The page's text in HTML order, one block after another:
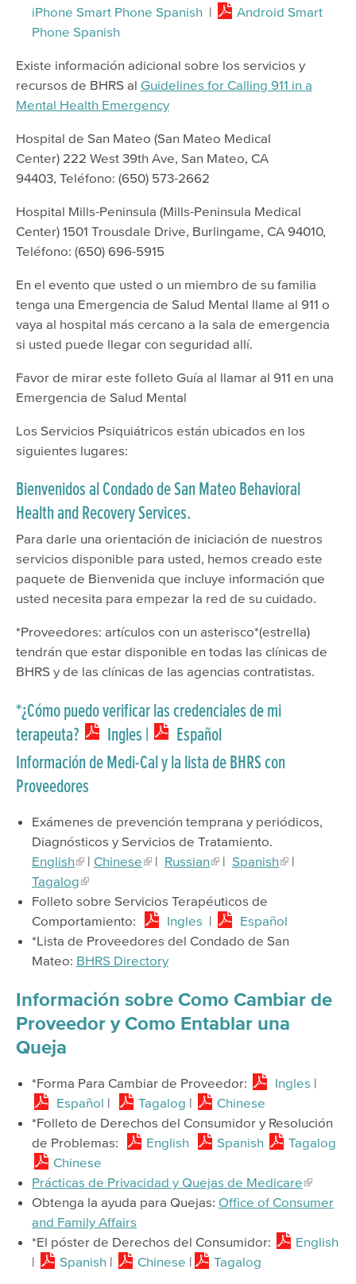
iPhone Smart Phone Spanish |
Android Smart
Phone Spanish
Existe información adicional sobre los servicios y
recursos de BHRS al Guidelines for Calling 911 in a
Mental Health Emergency
Hospital de San Mateo (San Mateo Medical
Center) 222 West 39th Ave, San Mateo, CA
94403, Teléfono: (650) 573-2662
Hospital Mills-Peninsula (Mills-Peninsula Medical
Center) 1501 Trousdale Drive, Burlingame, CA 94010,
Teléfono: (650) 696-5915
En el evento que usted o un miembro de su familia
tenga una Emergencia de Salud Mental llame al 911 o
vaya al hospital más cercano a la sala de emergencia
si usted puede llegar con seguridad allí.
Favor de mirar este folleto Guía al llamar al 911 en una
Emergencia de Salud Mental
Los Servicios Psiquiátricos están ubicados en los
siguientes lugares:
Bienvenidos al Condado de San Mateo Behavioral
Health and Recovery Services.
Para darle una orientación de iniciación de nuestros
servicios disponible para usted, hemos creado este
paquete de Bienvenida que incluye información que
usted necesita para empezar la red de su cuidado.
*Proveedores: artículos con un asterisco*(estrella)
tendrán que estar disponible en todas las clínicas de
BHRS y de las clínicas de las agencias contratistas.
*¿Cómo puedo verificar las credenciales de mi
terapeuta?
Ingles |
Español
Información de Medi-Cal y la lista de BHRS con
Proveedores
Exámenes de prevención temprana y periódicos,
Diagnósticos y Servicios de Tratamiento.
English
| Chinese | Russian | Spanish
|
Tagalog
Folleto sobre Servicios Terapéuticos de
Comportamiento:
Ingles |
Español
*Lista de Proveedores del Condado de San
Mateo: BHRS Directory
Información sobre Como Cambiar de
Proveedor y Como Entablar una
Queja
*Forma Para Cambiar de Proveedor: Ingles |
Español | Tagalog |
Chinese
*Folleto de Derechos del Consumidor y Resolución
de Problemas:
English Spanish
Tagalog
Chinese
Prácticas de Privacidad y Quejas de Medicare
Obtenga la ayuda para Quejas: Office of Consumer
and Family Affairs
*El póster de Derechos del Consumidor:
English
|
Spanish | Chinese | Tagalog